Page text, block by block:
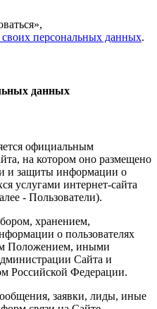
своих персональных данных.
данных
официальным
на котором оно размещено
и защиты информации о
услугами интернет-сайта
- Пользователи).
хранением,
о пользователях
Положением, иными
Сайта и
Российской Федерации.
заявки, лиды, иные